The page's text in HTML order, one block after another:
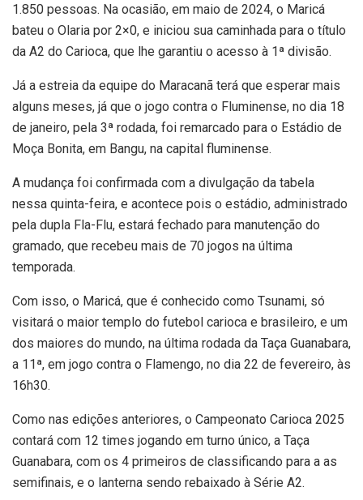
1.850 pessoas. Na ocasião, em maio de 2024, o Maricá
bateu o Olaria por 2×0, e iniciou sua caminhada para o título
da A2 do Carioca, que lhe garantiu o acesso à 1ª divisão.
Já a estreia da equipe do Maracanã terá que esperar mais
alguns meses, já que o jogo contra o Fluminense, no dia 18
de janeiro, pela 3ª rodada, foi remarcado para o Estádio de
Moça Bonita, em Bangu, na capital fluminense.
A mudança foi confirmada com a divulgação da tabela
nessa quinta-feira, e acontece pois o estádio, administrado
pela dupla Fla-Flu, estará fechado para manutenção do
gramado, que recebeu mais de 70 jogos na última
temporada.
Com isso, o Maricá, que é conhecido como Tsunami, só
visitará o maior templo do futebol carioca e brasileiro, e um
dos maiores do mundo, na última rodada da Taça Guanabara,
a 11ª, em jogo contra o Flamengo, no dia 22 de fevereiro, às
16h30.
Como nas edições anteriores, o Campeonato Carioca 2025
contará com 12 times jogando em turno único, a Taça
Guanabara, com os 4 primeiros de classificando para a as
semifinais, e o lanterna sendo rebaixado à Série A2.